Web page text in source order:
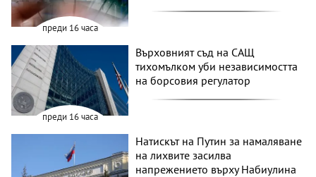
преди 16 часа
преди 16 часа
Върховният съд на САЩ
тихомълком уби независимостта
на борсовия регулатор
Натискът на Путин за намаляване
на лихвите засилва
напрежението върху Набиулина